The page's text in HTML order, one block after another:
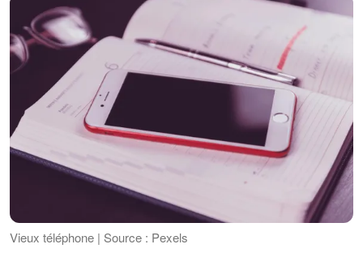
Vieux téléphone | Source : Pexels